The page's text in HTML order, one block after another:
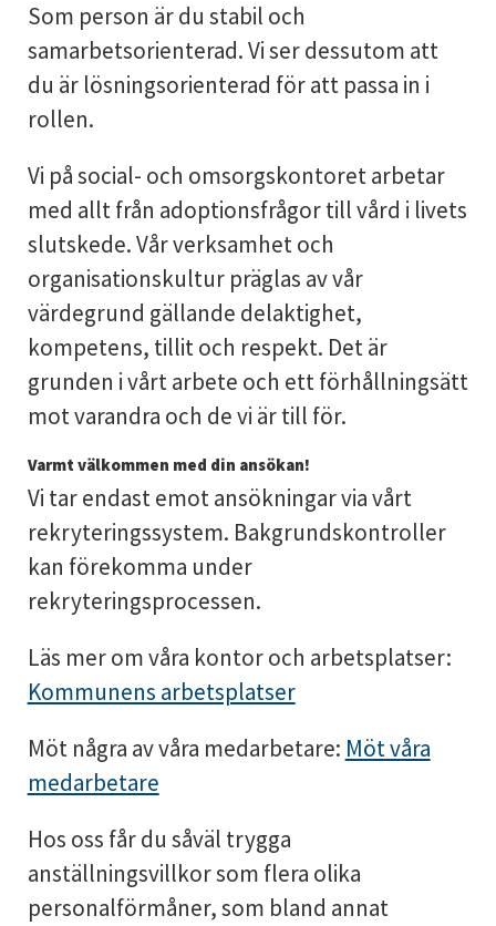
Som person är du stabil och
samarbetsorienterad. Vi ser dessutom att
du är lösningsorienterad för att passa in i
rollen.
Vi på social- och omsorgskontoret arbetar
med allt från adoptionsfrågor till vård i livets
slutskede. Vår verksamhet och
organisationskultur präglas av vår
värdegrund gällande delaktighet,
kompetens, tillit och respekt. Det är
grunden i vårt arbete och ett förhållningsätt
mot varandra och de vi är till för.
Varmt välkommen med din ansökan!
Vi tar endast emot ansökningar via vårt
rekryteringssystem. Bakgrundskontroller
kan förekomma under
rekryteringsprocessen.
Läs mer om våra kontor och arbetsplatser:
Kommunens arbetsplatser
Möt några av våra medarbetare: Möt våra
medarbetare
Hos oss får du såväl trygga
anställningsvillkor som flera olika
personalförmåner, som bland annat